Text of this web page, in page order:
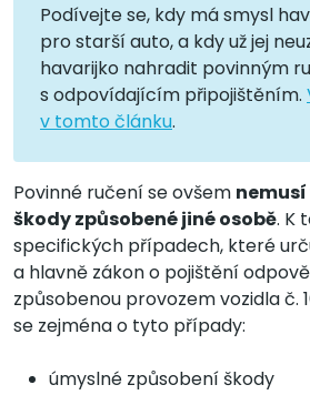
Podívejte se, kdy má smysl
pro starší auto, a kdy už jej
havarijko nahradit povinným
s odpovídajícím připojištěním.
v tomto článku.
Povinné ručení se ovšem
škody způsobené jiné osobě. K
specifických případech, které
a hlavně zákon o pojištění
způsobenou provozem vozidla č.
se zejména o tyto případy:
úmyslné způsobení škody